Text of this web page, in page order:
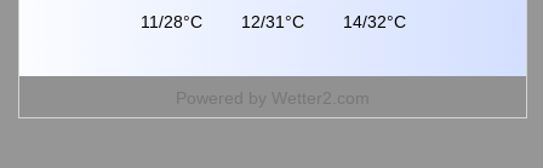
11/28°C 12/31°C 14/32°C
Powered by Wetter2.com